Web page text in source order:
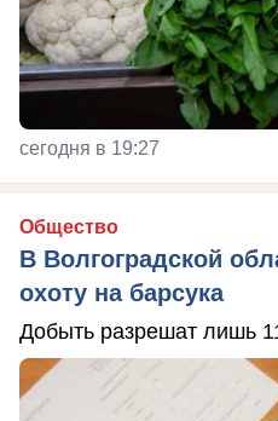
сегодня в 19:27
Общество
В Волгоградской
охоту на барсука
Добыть разрешат лишь